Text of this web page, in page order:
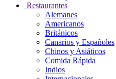
Restaurantes
Alemanes
Americanos
Británicos
Canarios y Españoles
Chinos y Asiáticos
Comida Rápida
Indios